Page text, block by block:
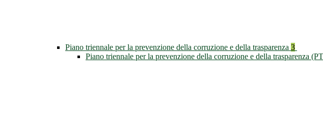
Piano triennale per la prevenzione della corruzione e della trasparenza 3
Piano triennale per la prevenzione della corruzione e della trasparenza